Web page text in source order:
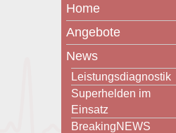
Home
Angebote
News
Leistungsdiagnostik
Superhelden im
Einsatz
BreakingNEWS